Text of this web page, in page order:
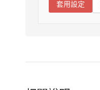
套用設定